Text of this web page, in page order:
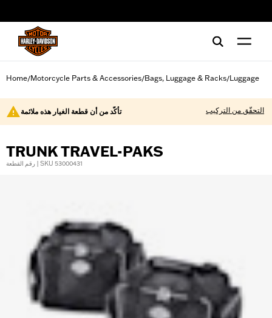
Home/Motorcycle Parts & Accessories/Bags, Luggage & Racks/Luggage
تأكّد من أن قطعة الغيار هذه ملائمة التحقّق من التركيب
TRUNK TRAVEL-PAKS
رقم القطعة | SKU 53000431